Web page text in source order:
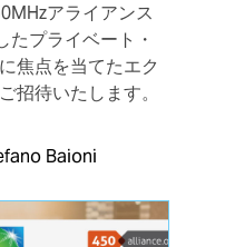
アライアンス
たプライベート・
焦点を当てたエク
招待いたします。
Baioni